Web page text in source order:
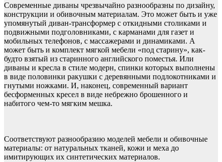
Современные диваны чрезвычайно разнообразны по дизайну,
конструкции и обивочным материалам. Это может быть и уже
упомянутый диван-трансформер с откидными столиками и
подвижными подголовниками, с карманами для газет и
мобильных телефонов, с массажерами и динамиками. А
может быть и комплект мягкой мебели «под старину», как-
будто взятый из старинного английского поместья. Или
диваны и кресла в стиле модерн, спинки которых выполнены
в виде половинки ракушки с деревянными подлокотниками и
гнутыми ножками. И, наконец, современный вариант
бесформенных кресел в виде небрежно брошенного и
набитого чем-то мягким мешка.
Соответствуют разнообразию моделей мебели и обивочные
материалы: от натуральных тканей, кожи и меха до
имитирующих их синтетических материалов.